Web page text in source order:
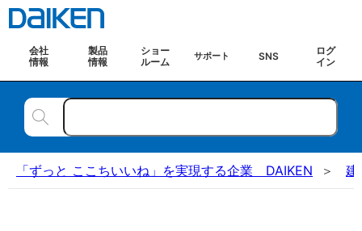
会社
情報
製品
情報
ショー
ルーム
サポート SNS
ログ
イン
「ずっと ここちいいね」を実現する企業 DAIKEN 建